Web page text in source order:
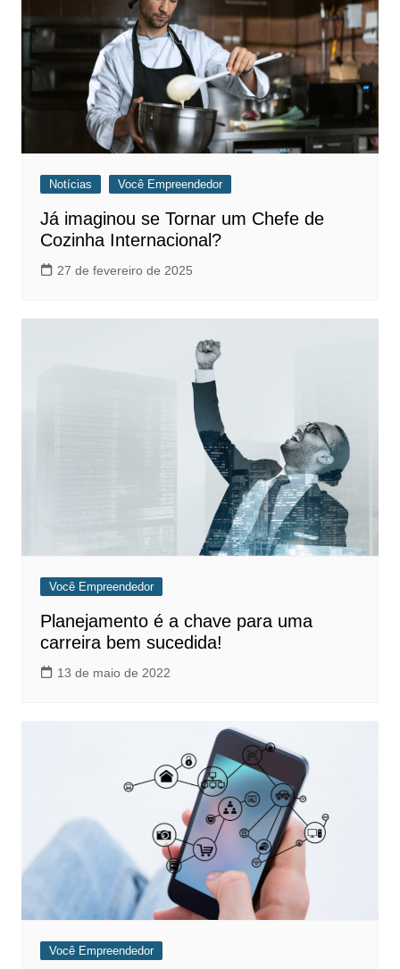
Notícias Você Empreendedor
Já imaginou se Tornar um Chefe de
Cozinha Internacional?
27 de fevereiro de 2025
Você Empreendedor
Planejamento é a chave para uma
carreira bem sucedida!
13 de maio de 2022
Você Empreendedor